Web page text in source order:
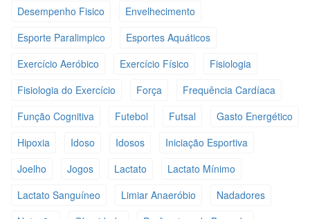
Desempenho Fisico
Envelhecimento
Esporte Paralimpico
Esportes Aquáticos
Exercício Aeróbico
Exercício Físico
Fisiologia
Fisiologia do Exercício
Força
Frequência Cardíaca
Função Cognitiva
Futebol Futsal
Gasto Energético
Hipoxia
Idoso Idosos
Iniciação Esportiva
Joelho
Jogos Lactato
Lactato Mínimo
Lactato Sanguíneo
Limiar Anaeróbio
Nadadores